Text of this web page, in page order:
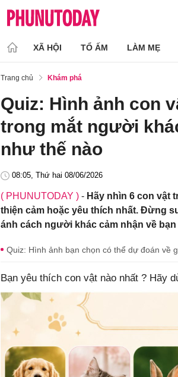
XÃ HỘI TỔ ẤM LÀM MẸ
Trang chủ Khám phá
Quiz: Hình ảnh con
trong mắt người
như thế nào
08:05, Thứ hai 08/06/2026
( PHUNUTODAY ) - Hãy nhìn 6 con vật
thiện cảm hoặc yêu thích nhất. Đừng
ánh cách người khác cảm nhận về
Quiz: Hình ảnh bạn chọn có thể dự đoán về
Bạn yêu thích con vật nào nhất ? Hãy